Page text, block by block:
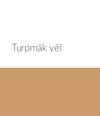
Turpmāk vēl